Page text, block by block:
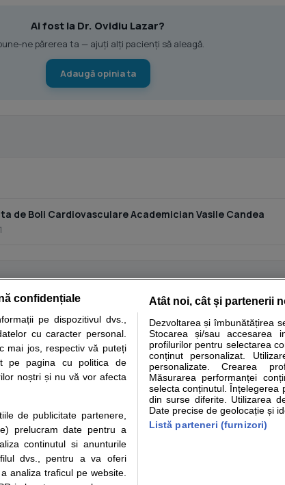
Ai fost la Dr. Ovidiu Lazar?
ne părerea ta — ajuți alți pacienți să aleagă.
Adaugă opinia ta
de Boli Cardiovasculare Academician Vasile Candea
Interpretare analize Specialitati medicale
orice alte informatii despre sanatate disponibile pe sfatulmedicului.ro au
si analizelor medicale. Va sfatuim, ca pe langa informatia primita pe
in sistemul de programari la medic Clickmed.
Cookie
Drepturile consumatorului
Protectia consumatorilor -
ANPC
Solutionarea Alternativa a
Litigiilor
Info consumator: 0800.080.999
Parteneri
Inscriere clinica
confidențiale
pe dispozitivul dvs.,
cu caracter personal.
mai jos, respectiv vă puteți
pe pagina cu politica de
noștri și nu vă vor afecta
de publicitate partenere,
prelucram date pentru a
continutul si anunturile
dvs., pentru a va oferi
analiza traficul pe website.
Atât noi, cât și partenerii
Dezvoltarea și îmbunătățirea
Stocarea și/sau accesarea
profilurilor pentru selectarea
conținut personalizat.
personalizate. Crearea
Măsurarea performanței
selecta conținutul. Înțelegerea
din surse diferite. Utilizarea
Date precise de geolocație și
Listă parteneri (furnizori)